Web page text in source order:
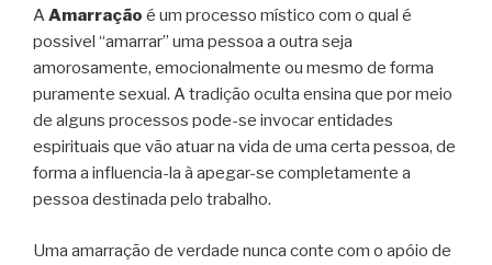
AAmarração é um processo místico com o qual é
possivel “amarrar” uma pessoa a outra seja
amorosamente, emocionalmente ou mesmo de forma
puramente sexual. A tradição oculta ensina que por meio
de alguns processos pode-se invocar entidades
espirituais que vão atuar na vida de uma certa pessoa, de
forma a influencia-la à apegar-se completamente a
pessoa destinada pelo trabalho.
Uma amarração de verdade nunca conte com o apóio de